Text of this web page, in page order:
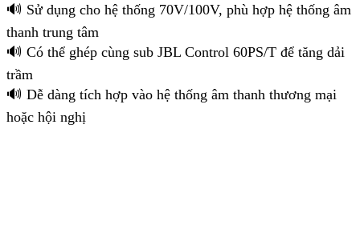
🔊 Sử dụng cho hệ thống 70V/100V, phù hợp hệ thống âm
thanh trung tâm
🔊 Có thể ghép cùng sub JBL Control 60PS/T để tăng dải
trầm
🔊 Dễ dàng tích hợp vào hệ thống âm thanh thương mại
hoặc hội nghị